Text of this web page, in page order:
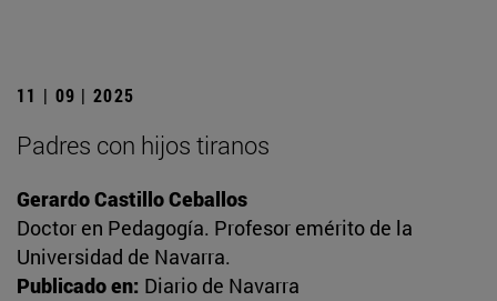
11 | 09 | 2025
Padres con hijos tiranos
Gerardo Castillo Ceballos
Doctor en Pedagogía. Profesor emérito de la
Universidad de Navarra.
Publicado en: Diario de Navarra